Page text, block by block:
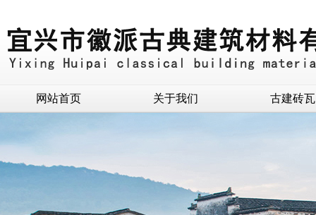
网站首页 关于我们 古建砖瓦